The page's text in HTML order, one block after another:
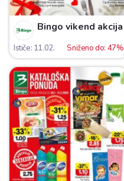
Bingo vikend akcija
Ističe: 11.02. Sniženo do: 47%